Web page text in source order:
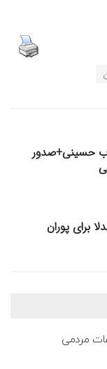
حسینی+صدور
برای پوران
مردمی